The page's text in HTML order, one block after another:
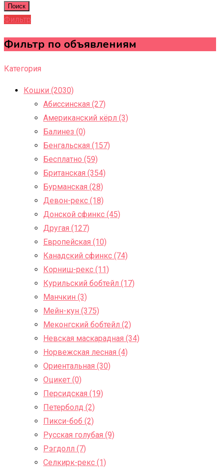
Поиск
Фильтр
Фильтр по объявлениям
Категория
Кошки (2030)
Абиссинская (27)
Американский кёрл (3)
Балинез (0)
Бенгальская (157)
Бесплатно (59)
Британская (354)
Бурманская (28)
Девон-рекс (18)
Донской сфинкс (45)
Другая (127)
Европейская (10)
Канадский сфинкс (74)
Корниш-рекс (11)
Курильский бобтейл (17)
Манчкин (3)
Мейн-кун (375)
Меконгский бобтейл (2)
Невская маскарадная (34)
Норвежская лесная (4)
Ориентальная (30)
Оцикет (0)
Персидская (19)
Петерболд (2)
Пикси-боб (2)
Русская голубая (9)
Рэгдолл (7)
Селкирк-рекс (1)